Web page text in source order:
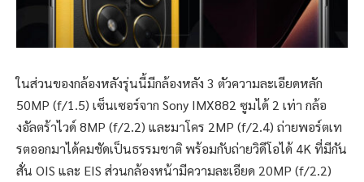
ในส่วนของกล้องหลังรุ่นนี้มีกล้องหลัง 3 ตัวความละเอียดหลัก
50MP (f/1.5) เซ็นเซอร์จาก Sony IMX882 ซูมได้ 2 เท่า กล้อ
งอัลตร้าไวด์ 8MP (f/2.2) และมาโคร 2MP (f/2.4) ถ่ายพอร์ตเท
รตออกมาได้คมชัดเป็นธรรมชาติ พร้อมกับถ่ายวิดีโอได้ 4K ที่มีกัน
สั่น OIS และ EIS ส่วนกล้องหน้ามีความละเอียด 20MP (f/2.2)